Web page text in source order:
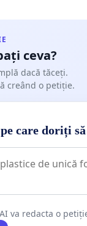
ceva?
dacă tăceți.
creând o petiție.
care doriți
va redacta o